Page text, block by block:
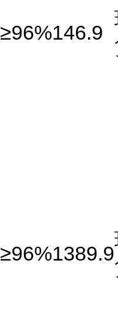
≥96%146.9
≥96%1389.9